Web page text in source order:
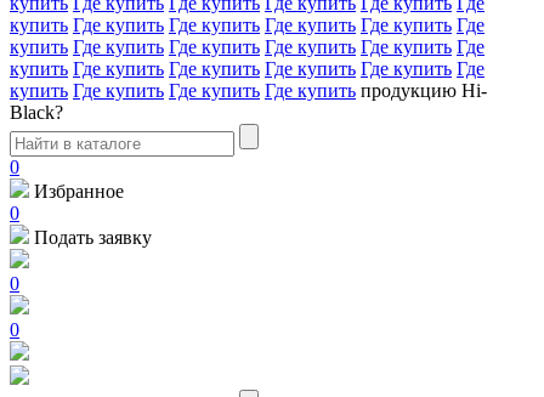
купить Где купить Где купить Где купить Где купить Где
купить Где купить Где купить Где купить Где купить Где
купить Где купить Где купить Где купить Где купить Где
купить Где купить Где купить Где купить продукцию Hi-
Black?
0
Избранное
0
Подать заявку
0
0